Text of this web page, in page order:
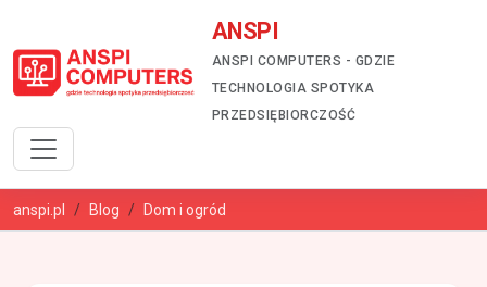
ANSPI
ANSPI COMPUTERS - GDZIE
TECHNOLOGIA SPOTYKA
PRZEDSIĘBIORCZOŚĆ
anspi.pl Blog Dom i ogród